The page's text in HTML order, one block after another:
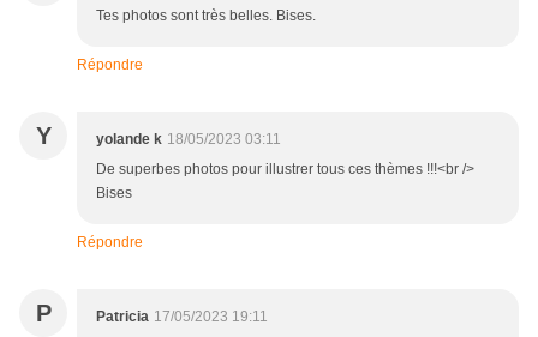
Tes photos sont très belles. Bises.
Répondre
Y yolande k 18/05/2023 03:11
De superbes photos pour illustrer tous ces thèmes !!!<br />
Bises
Répondre
P Patricia 17/05/2023 19:11